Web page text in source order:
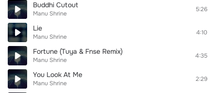
Buddhi Cutout
Manu Shrine
5:26
Lie
Manu Shrine
4:10
Fortune (Tuya & Fnse Remix)
Manu Shrine
4:35
You Look At Me
Manu Shrine
2:29